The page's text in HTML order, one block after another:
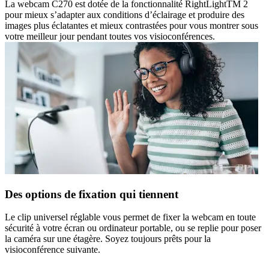
La webcam C270 est dotée de la fonctionnalité RightLightTM 2
pour mieux s’adapter aux conditions d’éclairage et produire des
images plus éclatantes et mieux contrastées pour vous montrer sous
votre meilleur jour pendant toutes vos visioconférences.
Des options de fixation qui tiennent
Le clip universel réglable vous permet de fixer la webcam en toute
sécurité à votre écran ou ordinateur portable, ou se replie pour poser
la caméra sur une étagère. Soyez toujours prêts pour la
visioconférence suivante.